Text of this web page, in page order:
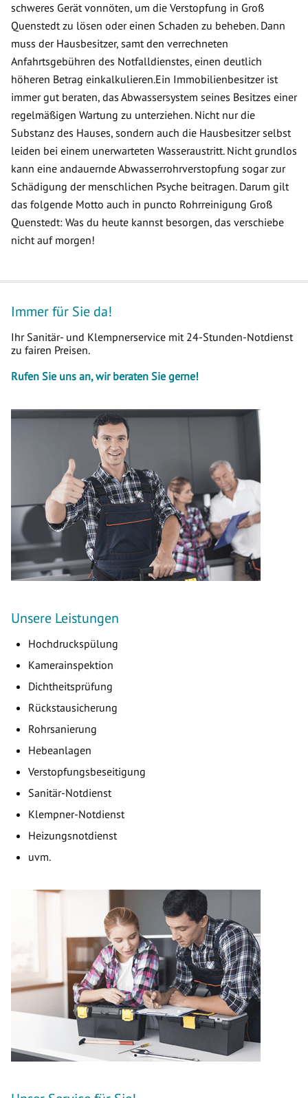
schweres Gerät vonnöten, um die Verstopfung in Groß
Quenstedt zu lösen oder einen Schaden zu beheben. Dann
muss der Hausbesitzer, samt den verrechneten
Anfahrtsgebühren des Notfalldienstes, einen deutlich
höheren Betrag einkalkulieren.Ein Immobilienbesitzer ist
immer gut beraten, das Abwassersystem seines Besitzes einer
regelmäßigen Wartung zu unterziehen. Nicht nur die
Substanz des Hauses, sondern auch die Hausbesitzer selbst
leiden bei einem unerwarteten Wasseraustritt. Nicht grundlos
kann eine andauernde Abwasserrohrverstopfung sogar zur
Schädigung der menschlichen Psyche beitragen. Darum gilt
das folgende Motto auch in puncto Rohrreinigung Groß
Quenstedt: Was du heute kannst besorgen, das verschiebe
nicht auf morgen!
Immer für Sie da!
Ihr Sanitär- und Klempnerservice mit 24-Stunden-Notdienst
zu fairen Preisen.
Rufen Sie uns an, wir beraten Sie gerne!
Unsere Leistungen
Hochdruckspülung
Kamerainspektion
Dichtheitsprüfung
Rückstausicherung
Rohrsanierung
Hebeanlagen
Verstopfungsbeseitigung
Sanitär-Notdienst
Klempner-Notdienst
Heizungsnotdienst
uvm.